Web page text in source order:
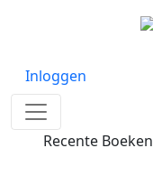
Inloggen
Recente Boeken